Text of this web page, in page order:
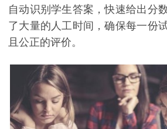
自动识别学生答案，快速给出分
了大量的人工时间，确保每一份
且公正的评价。